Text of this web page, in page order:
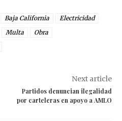
Baja California
Electricidad
Multa
Obra
Next article
Partidos denuncian ilegalidad
por carteleras en apoyo a AMLO